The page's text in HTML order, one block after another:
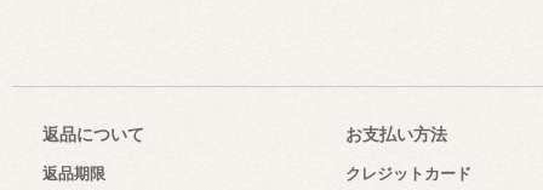
返品について
返品期限
お支払い方法
クレジットカード